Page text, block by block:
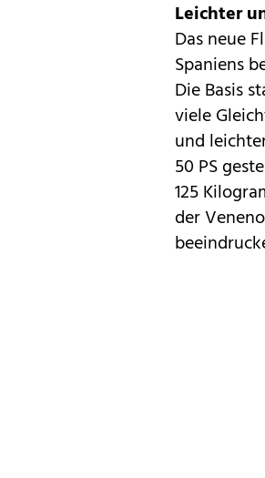
Leichter
Das neue
Spaniens
Die Basis
viele
und
50 PS
125
der